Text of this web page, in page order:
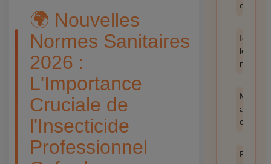
🌍 Nouvelles
Normes Sanitaires
2026 :
L'Importance
Cruciale de
l'Insecticide
Professionnel
les
anti-
cafards